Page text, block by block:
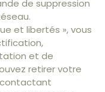
de suppression
et libertés », vous
et de
retirer votre